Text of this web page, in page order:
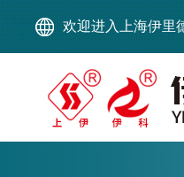
欢迎进入上海伊里